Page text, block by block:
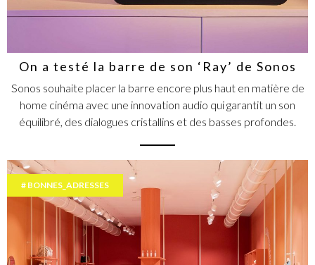
On a testé la barre de son ‘Ray’ de Sonos
Sonos souhaite placer la barre encore plus haut en matière de
home cinéma avec une innovation audio qui garantit un son
équilibré, des dialogues cristallins et des basses profondes.
BONNES_ADRESSES